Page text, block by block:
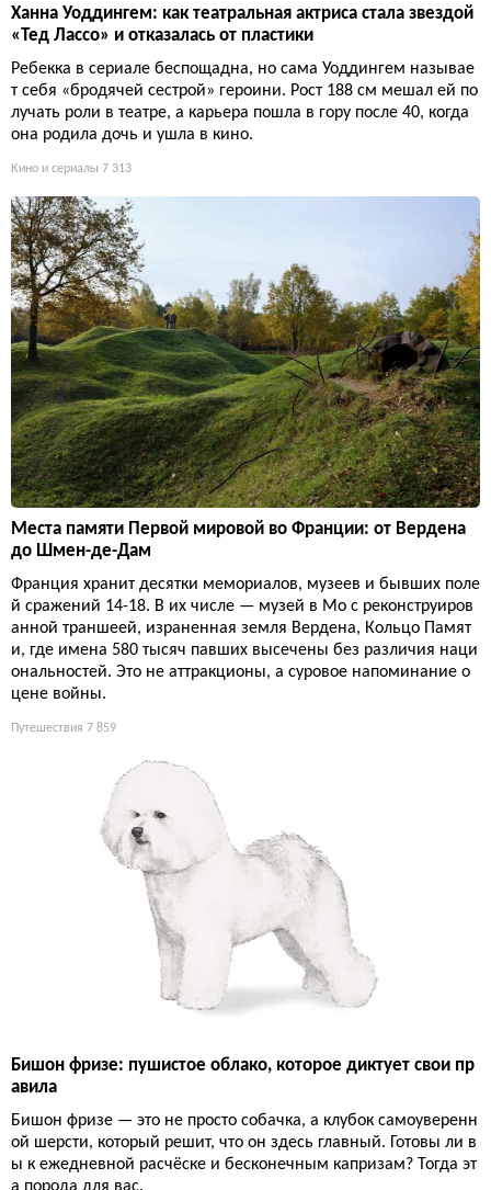
Ханна Уоддингем: как театральная актриса стала звездой
«Тед Лассо» и отказалась от пластики
Ребекка в сериале беспощадна, но сама Уоддингем называе
т себя «бродячей сестрой» героини. Рост 188 см мешал ей по
лучать роли в театре, а карьера пошла в гору после 40, когда
она родила дочь и ушла в кино.
Кино и сериалы 7 313
Места памяти Первой мировой во Франции: от Вердена
до Шмен-де-Дам
Франция хранит десятки мемориалов, музеев и бывших поле
й сражений 14-18. В их числе — музей в Мо с реконструиров
анной траншеей, израненная земля Вердена, Кольцо Памят
и, где имена 580 тысяч павших высечены без различия наци
ональностей. Это не аттракционы, а суровое напоминание о
цене войны.
Путешествия 7 859
Бишон фризе: пушистое облако, которое диктует свои пр
авила
Бишон фризе — это не просто собачка, а клубок самоуверенн
ой шерсти, который решит, что он здесь главный. Готовы ли в
ы к ежедневной расчёске и бесконечным капризам? Тогда эт
а порода для вас.